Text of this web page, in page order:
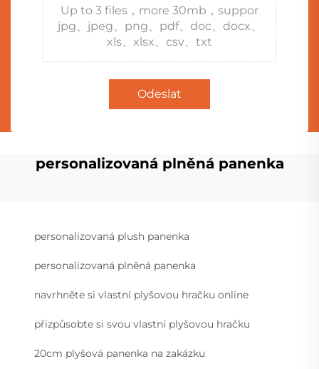
Up to 3 files，more 30mb，suppor
jpg、jpeg、png、pdf、doc、docx、
xls、xlsx、csv、txt
Odeslat
personalizovaná plněná panenka
personalizovaná plush panenka
personalizovaná plněná panenka
navrhněte si vlastní plyšovou hračku online
přizpůsobte si svou vlastní plyšovou hračku
20cm plyšová panenka na zakázku